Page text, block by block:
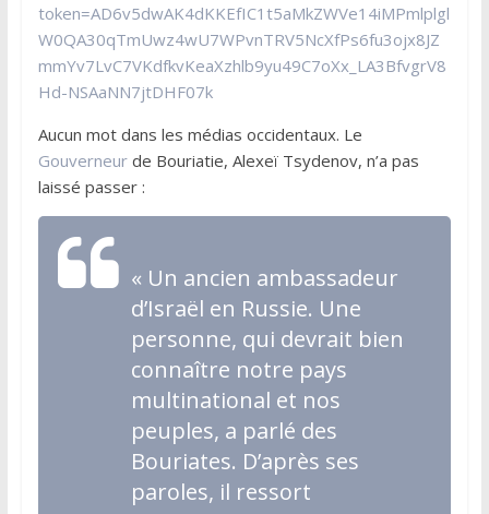
token=AD6v5dwAK4dKKEfIC1t5aMkZWVe14iMPmlplgl
W0QA30qTmUwz4wU7WPvnTRV5NcXfPs6fu3ojx8JZ
mmYv7LvC7VKdfkvKeaXzhlb9yu49C7oXx_LA3BfvgrV8
Hd-NSAaNN7jtDHF07k
Aucun mot dans les médias occidentaux. Le
Gouverneurde Bouriatie, Alexeï Tsydenov, n’a pas
laissé passer :
« Un ancien ambassadeur
d’Israël en Russie. Une
personne, qui devrait bien
connaître notre pays
multinational et nos
peuples, a parlé des
Bouriates. D’après ses
paroles, il ressort